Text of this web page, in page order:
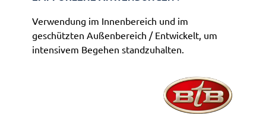
Verwendung im Innenbereich und im
geschützten Außenbereich / Entwickelt, um
intensivem Begehen standzuhalten.